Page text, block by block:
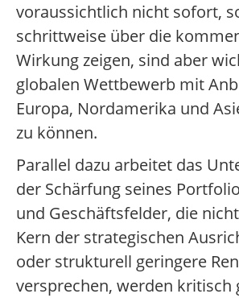
voraussichtlich nicht sofort,
schrittweise über die
Wirkung zeigen, sind aber
globalen Wettbewerb mit
Europa, Nordamerika und
zu können.
Parallel dazu arbeitet das
der Schärfung seines
und Geschäftsfelder, die
Kern der strategischen
oder strukturell geringere
versprechen, werden kritisch